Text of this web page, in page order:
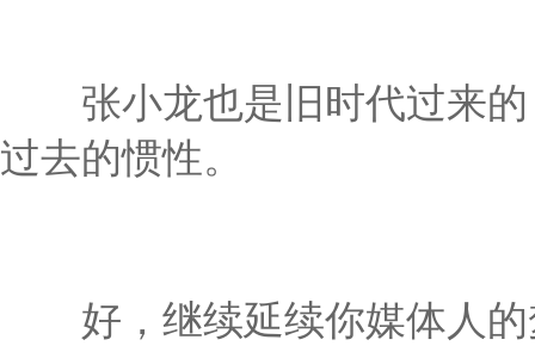
张小龙也是旧时代过来的
过去的惯性。
好，继续延续你媒体人的